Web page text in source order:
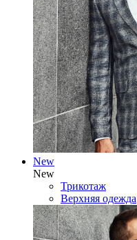
New
New
Трикотаж
Верхняя одежда